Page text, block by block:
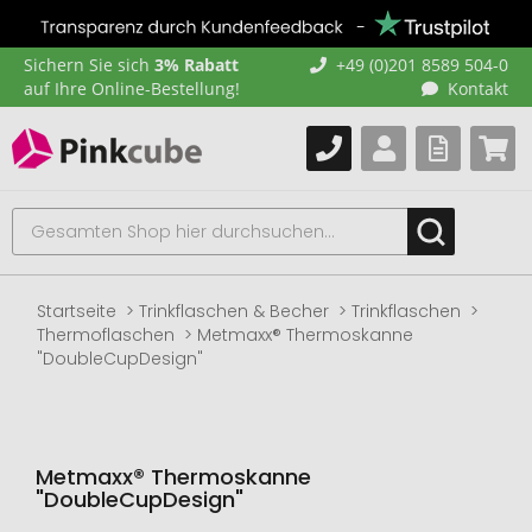
Sichern Sie sich 3% Rabatt
auf Ihre Online-Bestellung!
+49 (0)201 8589 504-0
Kontakt
Startseite Trinkflaschen & Becher
Trinkflaschen
Thermoflaschen
Metmaxx® Thermoskanne
"DoubleCupDesign"
Metmaxx® Thermoskanne
"DoubleCupDesign"